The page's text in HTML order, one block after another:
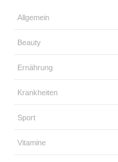
Allgemein
Beauty
Ernährung
Krankheiten
Sport
Vitamine